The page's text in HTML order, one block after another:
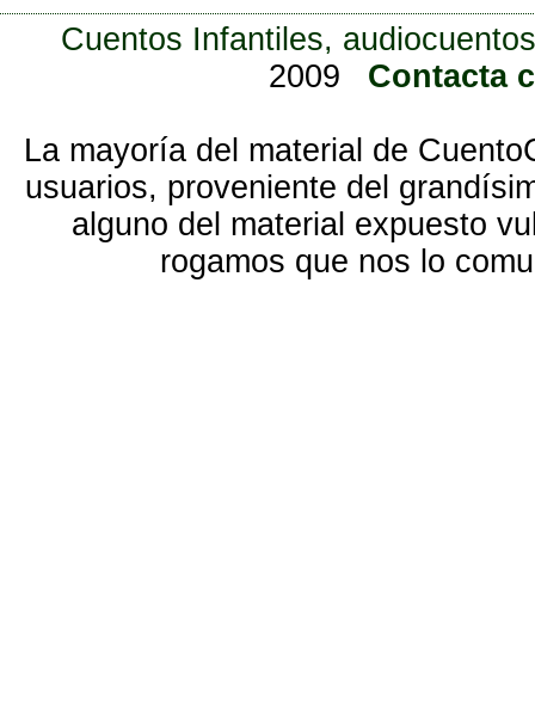
Cuentos Infantiles,
2009
Contacta
La mayoría del material de
usuarios, proveniente del
alguno del material expuesto
rogamos que nos lo